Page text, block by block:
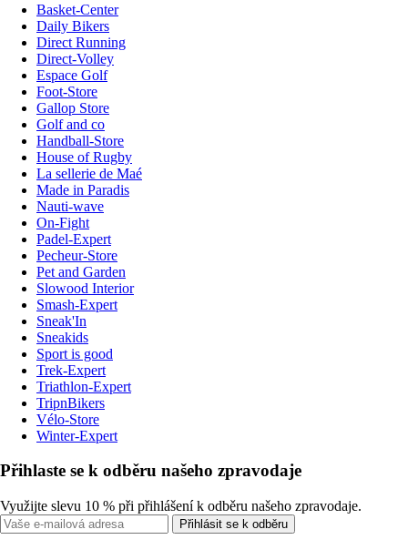
Basket-Center
Daily Bikers
Direct Running
Direct-Volley
Espace Golf
Foot-Store
Gallop Store
Golf and co
Handball-Store
House of Rugby
La sellerie de Maé
Made in Paradis
Nauti-wave
On-Fight
Padel-Expert
Pecheur-Store
Pet and Garden
Slowood Interior
Smash-Expert
Sneak'In
Sneakids
Sport is good
Trek-Expert
Triathlon-Expert
TripnBikers
Vélo-Store
Winter-Expert
Přihlaste se k odběru našeho zpravodaje
Využijte slevu 10 % při přihlášení k odběru našeho zpravodaje.
Přihlásit se k odběru